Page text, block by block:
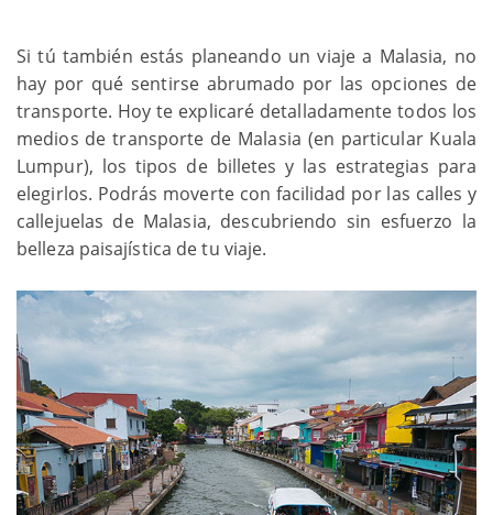
Si tú también estás planeando un viaje a Malasia, no
hay por qué sentirse abrumado por las opciones de
transporte. Hoy te explicaré detalladamente todos los
medios de transporte de Malasia (en particular Kuala
Lumpur), los tipos de billetes y las estrategias para
elegirlos. Podrás moverte con facilidad por las calles y
callejuelas de Malasia, descubriendo sin esfuerzo la
belleza paisajística de tu viaje.